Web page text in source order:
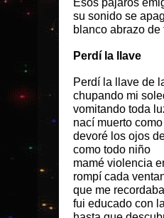
Esos pájaros
su sonido se
blanco abrazo de
Perdí la llave
Perdí la llave de
chupando mi
vomitando toda
nací muerto
devoré los ojos
como todo niño
mamé violencia
rompí cada
que me
fui educado con